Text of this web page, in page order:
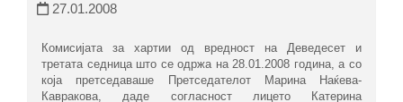
27.01.2008
​Комисијата за хартии од вредност на Деведесет и
третата седница што се одржа на 28.01.2008 година, а со
која претседаваше Претседателот Марина Наќева-
Кавракова, даде согласност лицето Катерина